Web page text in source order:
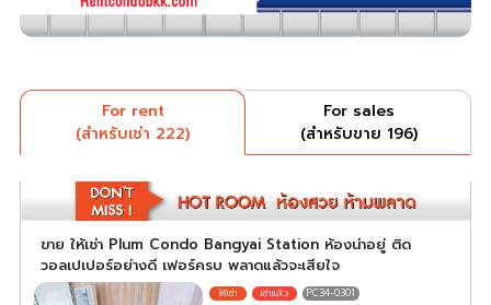
For rent
(สำหรับเช่า 222)
For sales
(สำหรับขาย 196)
ขาย ให้เช่า Plum Condo Bangyai Station ห้องน่าอยู่ ติด
วอลเปเปอร์อย่างดี เฟอร์ครบ พลาดแล้วจะเสียใจ
PC34-0301